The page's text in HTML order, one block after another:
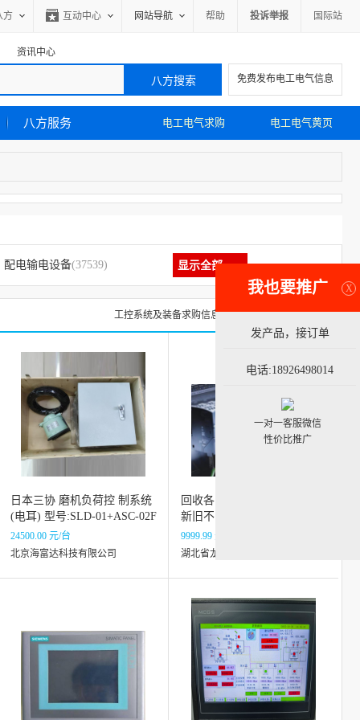
方 互动中心 网站导航 帮助 投诉举报 国际站
免费发布电工电气信息
资讯中心
八方服务 电工电气黄页
电工电气求购
配电输电设备(37539) 显示全部
工控系统及装备求购信息 工控系统及装备黄页
日本三协 磨机负荷控 制系统
(电耳) 型号:SLD-01+ASC-02F
库号：M315330
24500.00 元/台
北京海富达科技有限公司
回收各品类plc模块，功能正常
新旧不限诚信服务
9999.99 元/台
湖北省龙宇自动化科技有限公司
X
我也要推广
发产品，接订单
电话:18926498014
一对一客服微信
性价比推广